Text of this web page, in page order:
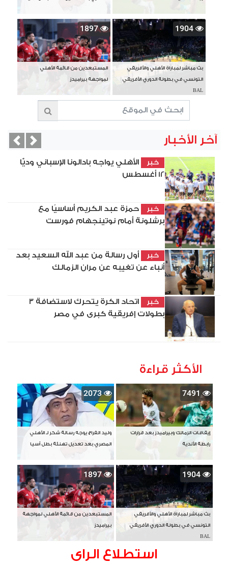
1904
بث مباشر لمباراة الأهلي والأفريقي
التونسي في بطولة الدوري الأفريقي
BAL
1897
المستبعدين من قائمة الأهلي
لمواجهة بيراميدز
آخر الأخبار
خبر
الأهلي يواجه بادالونا الإسباني وديًّا
12 أغسطس
خبر
حمزة عبد الكريم أساسيًا مع
برشلونة أمام نوتينجهام فورست
خبر
أول رسالة من عبد الله السعيد بعد
أنباء عن تغيبه عن مران الزمالك
خبر
اتحاد الكرة يتحرك لاستضافة 3
بطولات إفريقية كبرى في مصر
Next
الأكثر قراءة
7491
إيقافات الزمالك وبيراميدز بعد قرارات
رابطة الأندية
2073
وليد الفراج يوجه رسالة شكر لـ الأهلي
المصري بعد تعديل تهنئة بطل آسيا
1904
بث مباشر لمباراة الأهلي والأفريقي
التونسي في بطولة الدوري الأفريقي
BAL
1897
المستبعدين من قائمة الأهلي لمواجهة
بيراميدز
استطلاع الراى